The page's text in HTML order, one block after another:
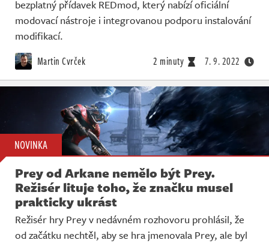
bezplatný přídavek REDmod, který nabízí oficiální
modovací nástroje i integrovanou podporu instalování
modifikací.
Martin Cvrček 2 minuty 7. 9. 2022
NOVINKA
Prey od Arkane nemělo být Prey.
Režisér lituje toho, že značku musel
prakticky ukrást
Režisér hry Prey v nedávném rozhovoru prohlásil, že
od začátku nechtěl, aby se hra jmenovala Prey, ale byl